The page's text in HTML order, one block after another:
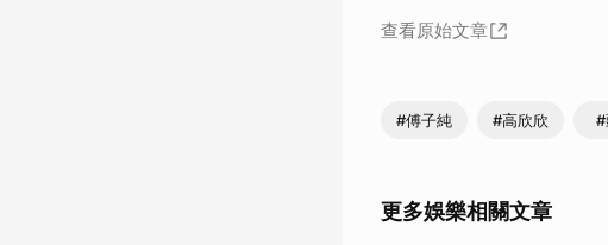
查看原始文章
#傅子純 #高欣欣 #
更多娛樂相關文章